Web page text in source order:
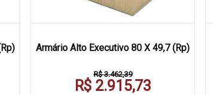
Armário Alto Executivo 80 X 49,7 (Rp)
R$ 3.462,39
R$ 2.915,73